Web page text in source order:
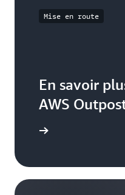
Mise en route
En savoir
AWS